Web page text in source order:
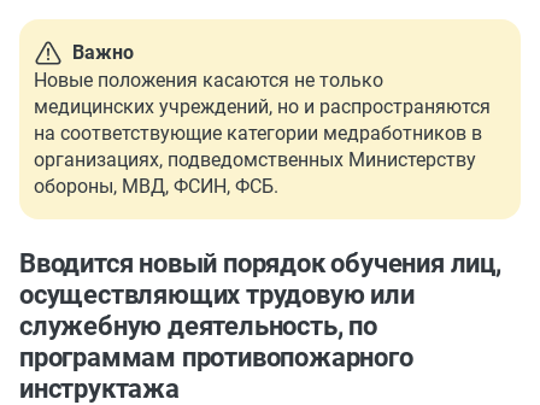
Важно
Новые положения касаются не только
медицинских учреждений, но и распространяются
на соответствующие категории медработников в
организациях, подведомственных Министерству
обороны, МВД, ФСИН, ФСБ.
Вводится новый порядок обучения лиц,
осуществляющих трудовую или
служебную деятельность, по
программам противопожарного
инструктажа